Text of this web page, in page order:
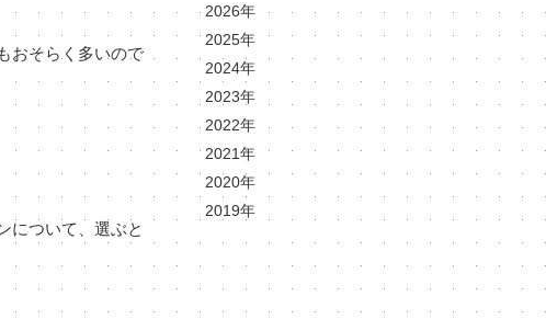
おそらく多いので
について、選ぶと
2026年
2025年
2024年
2023年
2022年
2021年
2020年
2019年